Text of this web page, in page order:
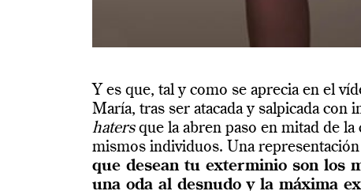
Y es que, tal y como se aprecia en el
María, tras ser atacada y salpicada
hatersque la abren paso en mitad de la
mismos individuos. Una
que desean tu exterminio son los
una oda al desnudo y la máxima